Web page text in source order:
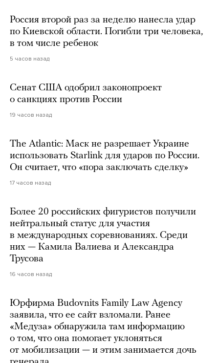
Россия второй раз за неделю нанесла удар
по Киевской области. Погибли три человека,
в том числе ребенок
5 часов назад
Сенат США одобрил законопроект
о санкциях против России
19 часов назад
The Atlantic: Маск не разрешает Украине
использовать Starlink для ударов по России.
Он считает, что «пора заключать сделку»
17 часов назад
Более 20 российских фигуристов получили
нейтральный статус для участия
в международных соревнованиях. Среди
них — Камила Валиева и Александра
Трусова
16 часов назад
Юрфирма Budovnits Family Law Agency
заявила, что ее сайт взломали. Ранее
«Медуза» обнаружила там информацию
о том, что она помогает уклоняться
от мобилизации — и этим занимается дочь